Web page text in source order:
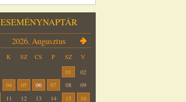
ESEMÉNYNAPTÁR
2026. Augusztus
K SZ CS P SZ
V
01
02
04 05 06 07 08
09
11 12 13 14 15
16